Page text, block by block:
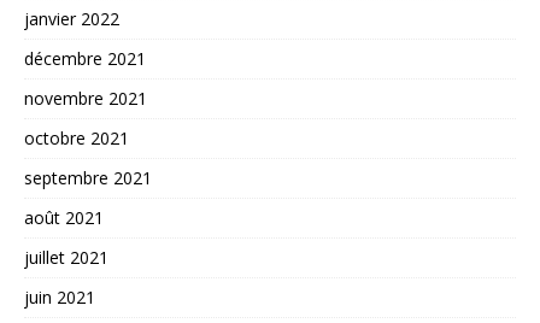
janvier 2022
décembre 2021
novembre 2021
octobre 2021
septembre 2021
août 2021
juillet 2021
juin 2021